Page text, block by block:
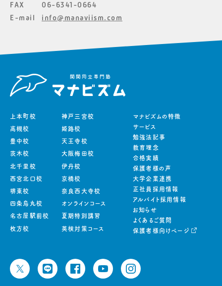
FAX
06-6341-0664
E-mail
info@manaviism.com
上本町校
高槻校
豊中校
茨木校
北千里校
西宮北口校
堺東校
四条烏丸校
名古屋駅前校
枚方校
神戸三宮校
姫路校
天王寺校
大阪梅田校
伊丹校
京橋校
奈良西大寺校
オンラインコース
夏期特別講習
英検対策コース
マナビズムの特徴
サービス
勉強法記事
教育理念
合格実績
保護者様の声
大学企業連携
正社員採用情報
アルバイト採用情報
お知らせ
よくあるご質問
保護者様向けページ